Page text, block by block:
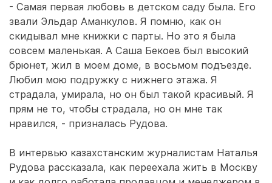
- Самая первая любовь в детском саду была. Его
звали Эльдар Аманкулов. Я помню, как он
скидывал мне книжки с парты. Но это я была
совсем маленькая. А Саша Бекоев был высокий
брюнет, жил в моем доме, в восьмом подъезде.
Любил мою подружку с нижнего этажа. Я
страдала, умирала, но он был такой красивый. Я
прям не то, чтобы страдала, но он мне так
нравился, - призналась Рудова.
В интервью казахстанским журналистам Наталья
Рудова рассказала, как переехала жить в Москву